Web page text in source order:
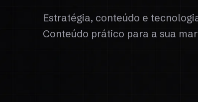
Estratégia, conteúdo e
Conteúdo prático para a sua